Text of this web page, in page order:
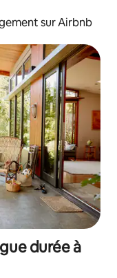
sur Airbnb
durée à